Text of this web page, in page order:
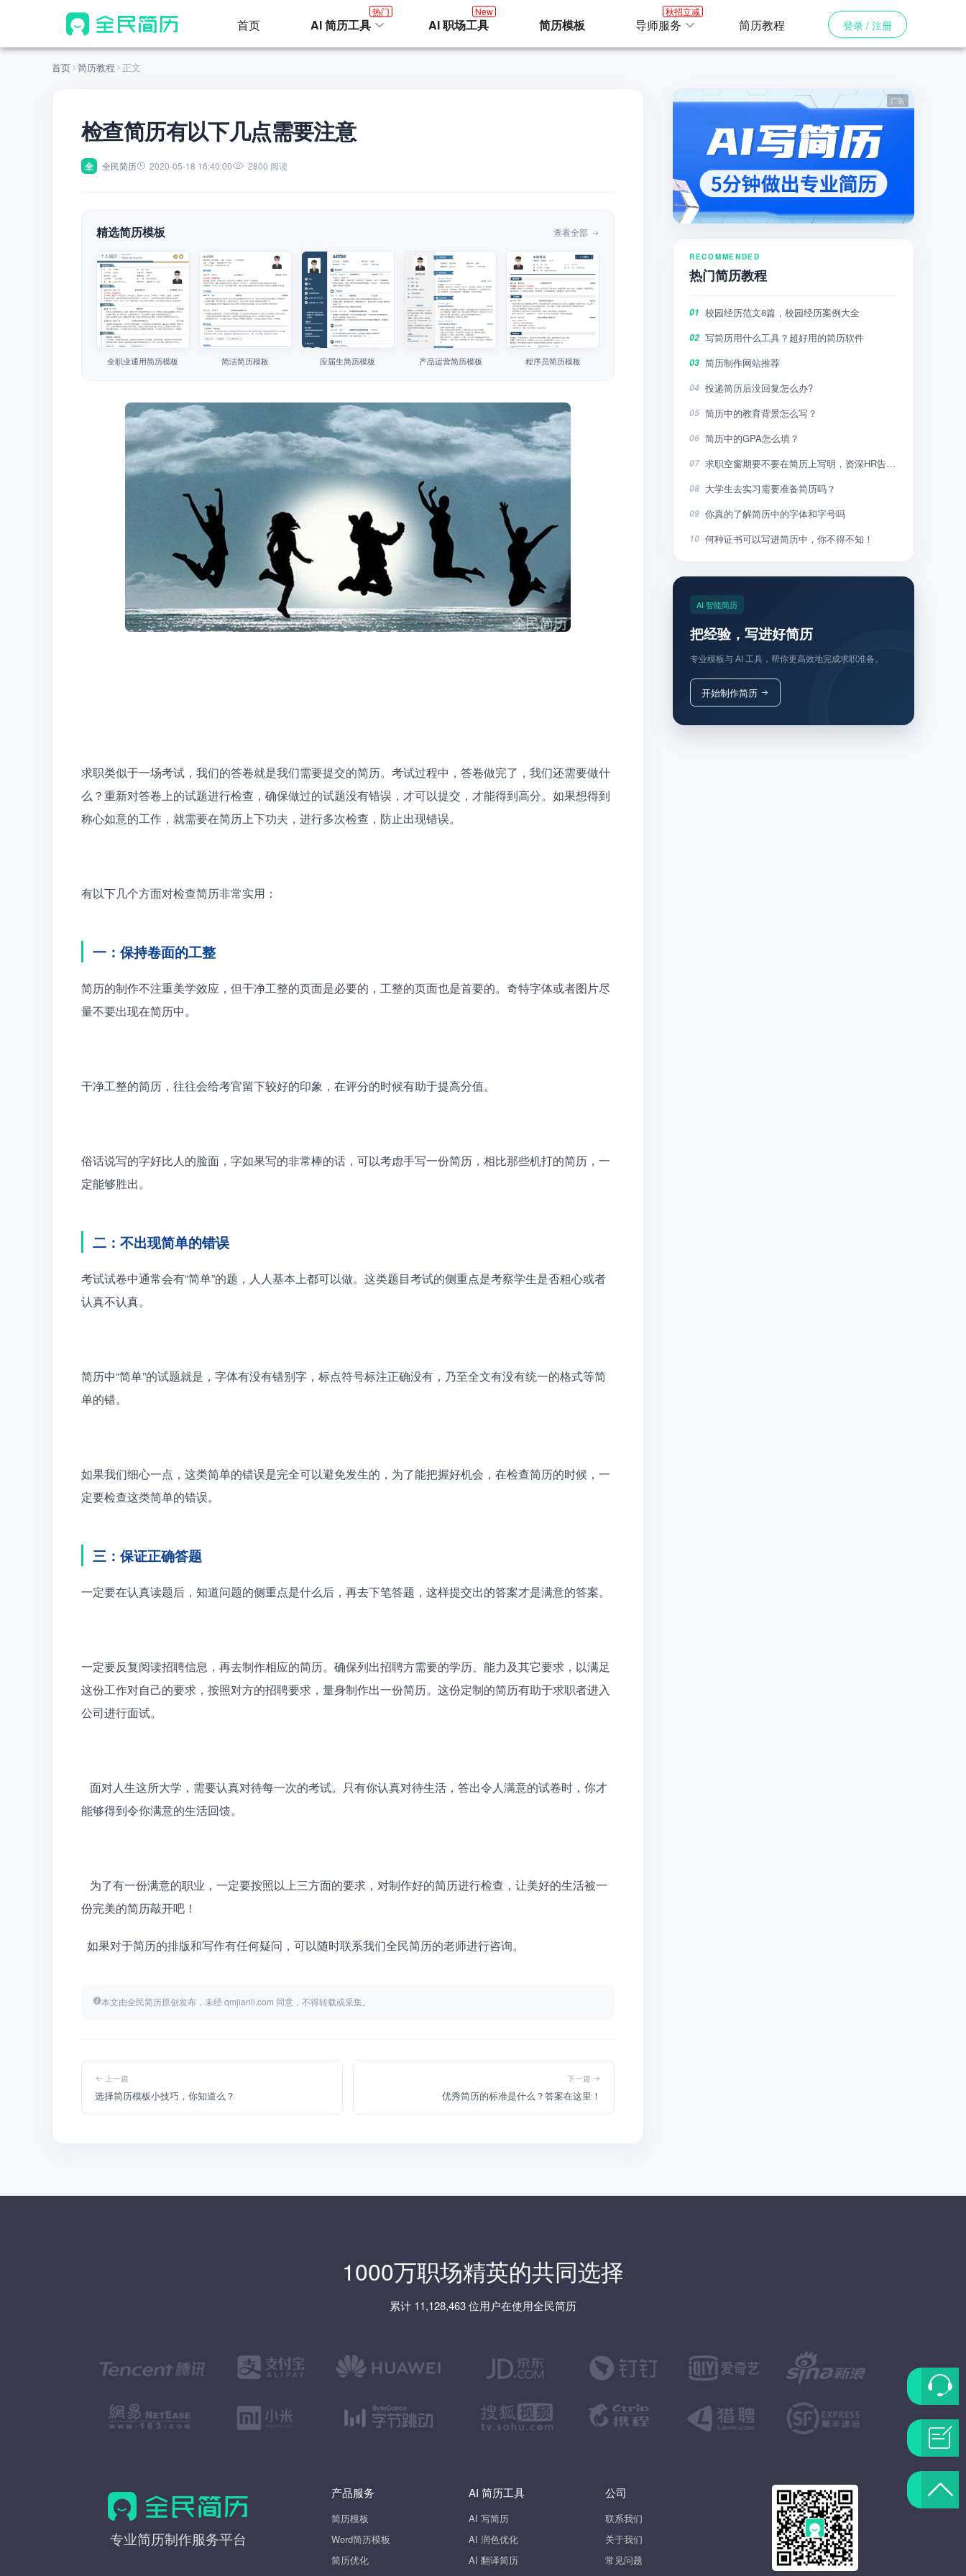
首页 AI 简历工具
热门
AI 职场工具
New
简历模板 导师服务
秋招立减
简历教程 登录 / 注册
首页 简历教程 正文
检查简历有以下几点需要注意
全 全民简历 2020-05-18 16:40:00 2800 阅读
精选简历模板 查看全部
全职业通用简历模板 简洁简历模板 应届生简历模板 产品运营简历模板 程序员简历模板
求职类似于一场考试，我们的答卷就是我们需要提交的简历。考试过程中，答卷做完了，我们还需要做什
么？重新对答卷上的试题进行检查，确保做过的试题没有错误，才可以提交，才能得到高分。如果想得到
称心如意的工作，就需要在简历上下功夫，进行多次检查，防止出现错误。
有以下几个方面对检查简历非常实用：
一：保持卷面的工整
简历的制作不注重美学效应，但干净工整的页面是必要的，工整的页面也是首要的。奇特字体或者图片尽
量不要出现在简历中。
干净工整的简历，往往会给考官留下较好的印象，在评分的时候有助于提高分值。
俗话说写的字好比人的脸面，字如果写的非常棒的话，可以考虑手写一份简历，相比那些机打的简历，一
定能够胜出。
二：不出现简单的错误
考试试卷中通常会有“简单”的题，人人基本上都可以做。这类题目考试的侧重点是考察学生是否粗心或者
认真不认真。
简历中“简单”的试题就是，字体有没有错别字，标点符号标注正确没有，乃至全文有没有统一的格式等简
单的错。
如果我们细心一点，这类简单的错误是完全可以避免发生的，为了能把握好机会，在检查简历的时候，一
定要检查这类简单的错误。
三：保证正确答题
一定要在认真读题后，知道问题的侧重点是什么后，再去下笔答题，这样提交出的答案才是满意的答案。
一定要反复阅读招聘信息，再去制作相应的简历。确保列出招聘方需要的学历、能力及其它要求，以满足
这份工作对自己的要求，按照对方的招聘要求，量身制作出一份简历。这份定制的简历有助于求职者进入
公司进行面试。
能够得到令你满意的生活回馈。
份完美的简历敲开吧！
  如果对于简历的排版和写作有任何疑问，可以随时联系我们全民简历的老师进行咨询。
本文由全民简历原创发布，未经 qmjianli.com 同意，不得转载或采集。
上一篇
选择简历模板小技巧，你知道么？
下一篇
优秀简历的标准是什么？答案在这里！
RECOMMENDED
热门简历教程
01 校园经历范文8篇，校园经历案例大全
02 写简历用什么工具？超好用的简历软件
03 简历制作网站推荐
04 投递简历后没回复怎么办?
05 简历中的教育背景怎么写？
06 简历中的GPA怎么填？
07 求职空窗期要不要在简历上写明，资深HR告诉你
08 大学生去实习需要准备简历吗？
09 你真的了解简历中的字体和字号吗
10 何种证书可以写进简历中，你不得不知！
AI 智能简历
把经验，写进好简历
专业模板与 AI 工具，帮你更高效地完成求职准备。
开始制作简历
1000万职场精英的共同选择
累计 11,128,463 位用户在使用全民简历
全
专业简历制作服务平台
产品服务
简历模板
Word简历模板
简历优化
AI 简历工具
AI 写简历
AI 润色优化
AI 翻译简历
公司
联系我们
关于我们
常见问题
联
系
客
服
题
反
返